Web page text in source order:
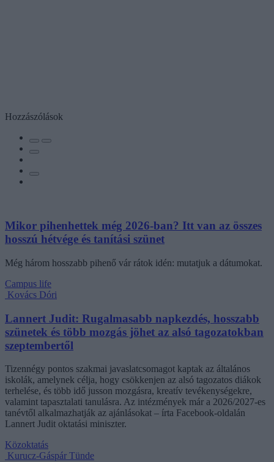
Hozzászólások
Mikor pihenhettek még 2026-ban? Itt van az összes
hosszú hétvége és tanítási szünet
Még három hosszabb pihenő vár rátok idén: mutatjuk a dátumokat.
Campus life
Kovács Dóri
Lannert Judit: Rugalmasabb napkezdés, hosszabb
szünetek és több mozgás jöhet az alsó tagozatokban
szeptembertől
Tizennégy pontos szakmai javaslatcsomagot kaptak az általános
iskolák, amelynek célja, hogy csökkenjen az alsó tagozatos diákok
terhelése, és több idő jusson mozgásra, kreatív tevékenységekre,
valamint tapasztalati tanulásra. Az intézmények már a 2026/2027-es
tanévtől alkalmazhatják az ajánlásokat – írta Facebook-oldalán
Lannert Judit oktatási miniszter.
Közoktatás
Kurucz-Gáspár Tünde